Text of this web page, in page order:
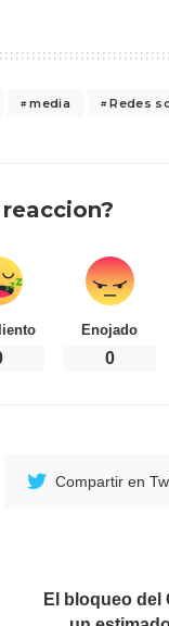
media Redes
Enojado
0
Compartir en
El bloqueo del